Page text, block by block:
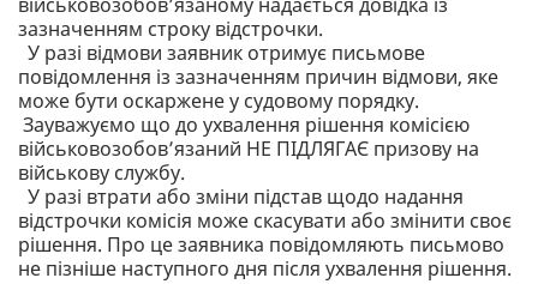
військовозобов’язаному надається довідка із
зазначенням строку відстрочки.
У разі відмови заявник отримує письмове
повідомлення із зазначенням причин відмови, яке
може бути оскаржене у судовому порядку.
Зауважуємо що до ухвалення рішення комісією
військовозобов’язаний НЕ ПІДЛЯГАЄ призову на
військову службу.
У разі втрати або зміни підстав щодо надання
відстрочки комісія може скасувати або змінити своє
рішення. Про це заявника повідомляють письмово
не пізніше наступного дня після ухвалення рішення.